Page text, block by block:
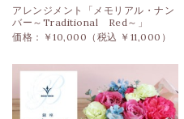
アレンジメント「メモリアル・ナン
バー～Traditional Red～」
価格：￥10,000（税込 ￥11,000）